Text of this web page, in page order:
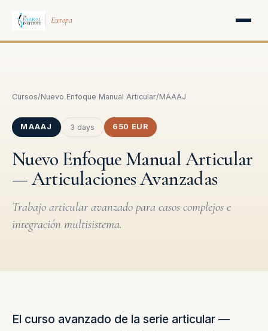
Europa
Cursos/Nuevo Enfoque Manual Articular/MAAAJ
MAAAJ 3 days 650 EUR
Nuevo Enfoque Manual Articular
— Articulaciones Avanzadas
Trabajo articular avanzado para casos complejos e
integración multisistema.
El curso avanzado de la serie articular —